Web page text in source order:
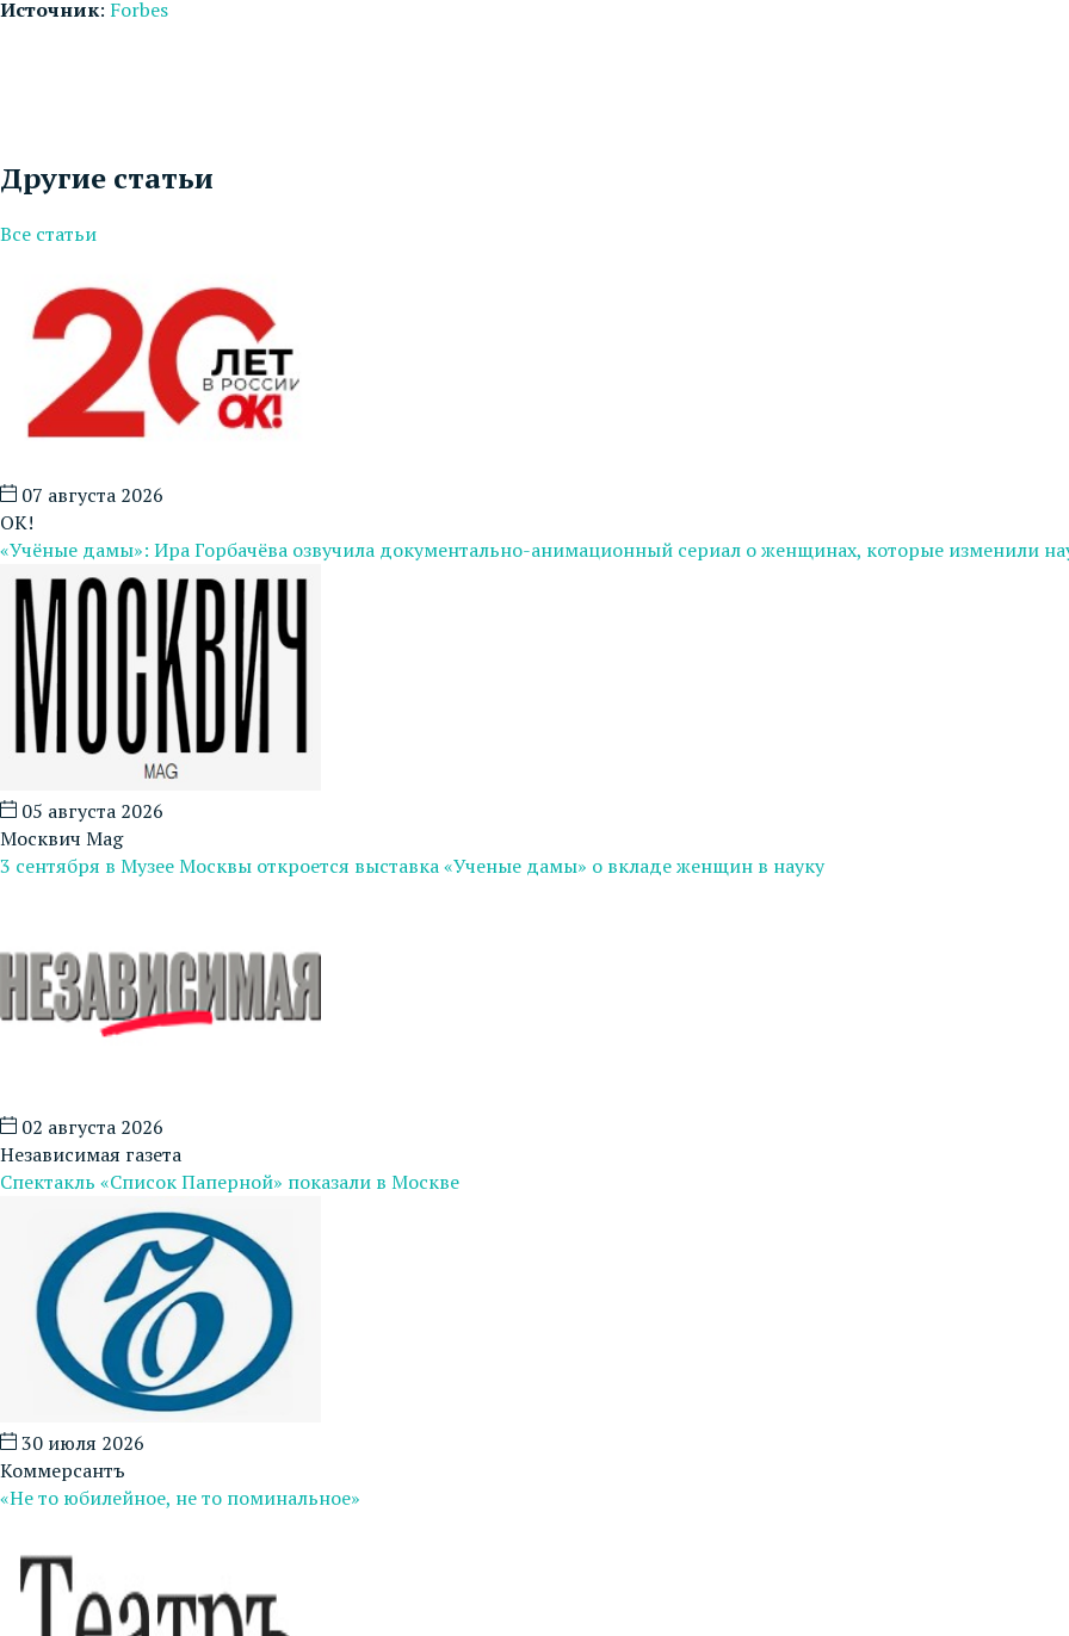
Источник: Forbes
Другие статьи
Все статьи
07 августа 2026
ОК!
«Учёные дамы»: Ира Горбачёва озвучила документально-анимационный сериал о женщинах, которые изменили
05 августа 2026
Москвич Mag
3 сентября в Музее Москвы откроется выставка «Ученые дамы» о вкладе женщин в науку
02 августа 2026
Независимая газета
Спектакль «Список Паперной» показали в Москве
30 июля 2026
Коммерсантъ
«Не то юбилейное, не то поминальное»